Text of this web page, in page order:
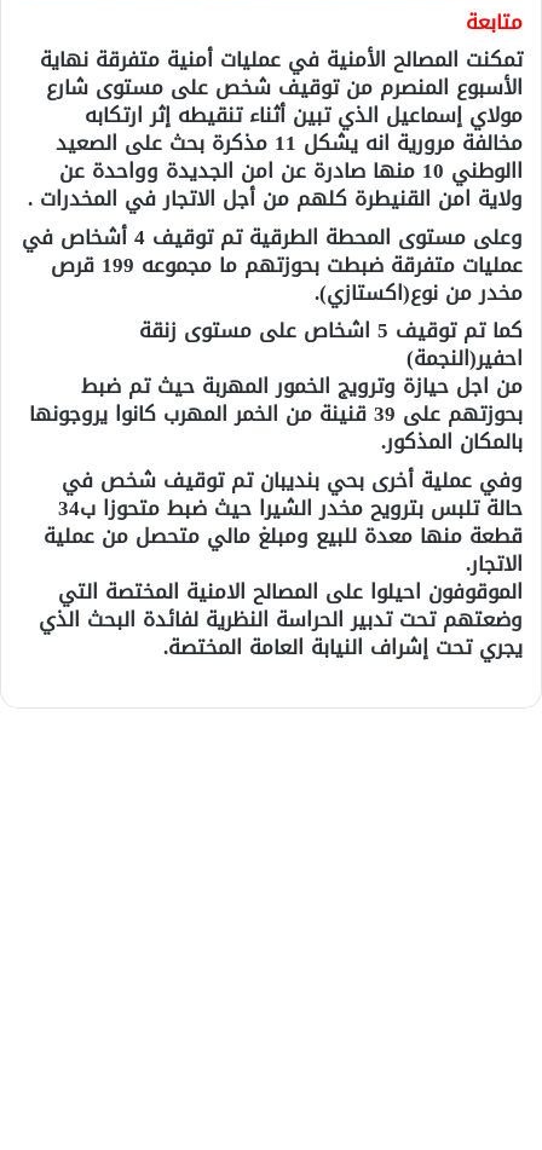
متابعة
تمكنت المصالح الأمنية في عمليات أمنية متفرقة نهاية
الأسبوع المنصرم من توقيف شخص على مستوى شارع
مولاي إسماعيل الذي تبين أثناء تنقيطه إثر ارتكابه
مخالفة مرورية انه يشكل 11 مذكرة بحث على الصعيد
االوطني 10 منها صادرة عن امن الجديدة وواحدة عن
ولاية امن القنيطرة كلهم من أجل الاتجار في المخدرات .
وعلى مستوى المحطة الطرقية تم توقيف 4 أشخاص في
عمليات متفرقة ضبطت بحوزتهم ما مجموعه 199 قرص
مخدر من نوع(اكستازي).
كما تم توقيف 5 اشخاص على مستوى زنقة
احفير(النجمة)
من اجل حيازة وترويج الخمور المهربة حيث تم ضبط
بحوزتهم على 39 قنينة من الخمر المهرب كانوا يروجونها
بالمكان المذكور.
وفي عملية أخرى بحي بنديبان تم توقيف شخص في
حالة تلبس بترويح مخدر الشيرا حيث ضبط متحوزا ب34
قطعة منها معدة للبيع ومبلغ مالي متحصل من عملية
الاتجار.
الموقوفون احيلوا على المصالح الامنية المختصة التي
وضعتهم تحت تدبير الحراسة النظرية لفائدة البحث الذي
يجري تحت إشراف النيابة العامة المختصة.